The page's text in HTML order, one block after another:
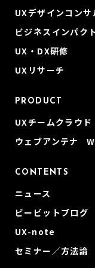
UXデザインコンサ
ビジネスインパク
UX・DX研修
UXリサーチ
PRODUCT
UXチームクラウ
ウェブアンテナ
CONTENTS
ニュース
ビービットブログ
UX-note
セミナー／方法論